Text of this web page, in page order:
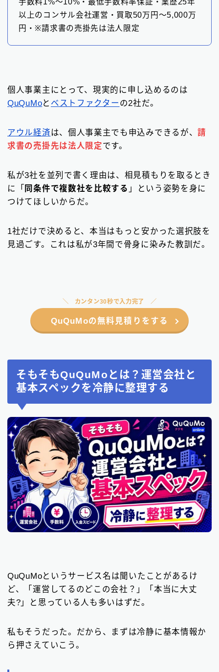
手数料1%〜10%・最低手数料率保証・業歴25年
以上のコンサル会社運営・買取50万円〜5,000万
円・※請求書の売掛先は法人限定
個人事業主にとって、現実的に申し込めるのは
QuQuMoと ベストファクター の2社だ。
アウル経済 は、個人事業主でも申込みできるが、請
求書の売掛先は法人限定です。
私が3社を並列で書く理由は、相見積もりを取るとき
に「 同条件で複数社を比較する 」という姿勢を身に
つけてほしいからだ。
1社だけで決めると、本当はもっと安かった選択肢を
見過ごす。これは私が3年間で骨身に染みた教訓だ。
カンタン30秒で入力完了
QuQuMoの無料見積りをする
そもそもQuQuMoとは？運営会社と
基本スペックを冷静に整理する
QuQuMoというサービス名は聞いたことがあるけ
ど、「運営してるのどこの会社？」「本当に大丈
夫?」と思っている人も多いはずだ。
私もそうだった。だから、まずは冷静に基本情報か
ら押さえていこう。